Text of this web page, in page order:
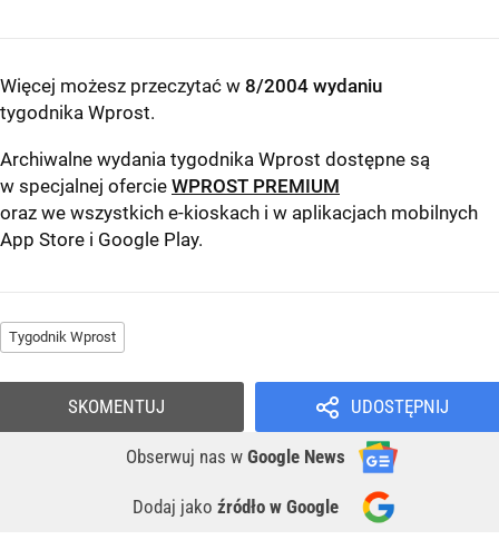
Więcej możesz przeczytać w 8/2004 wydaniu
tygodnika Wprost.
Archiwalne wydania tygodnika Wprost dostępne są
w specjalnej ofercie WPROST PREMIUM
oraz we wszystkich e-kioskach i w aplikacjach mobilnych
App Store i Google Play.
Tygodnik Wprost
UDOSTĘPNIJ
Obserwuj nas w Google News
Dodaj jako źródło w Google
SKOMENTUJ